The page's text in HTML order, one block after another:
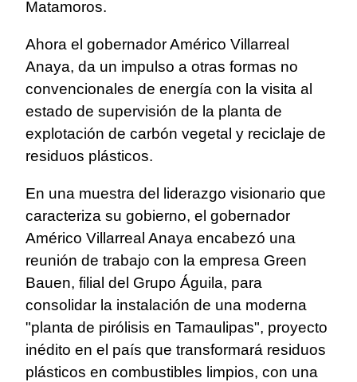
Matamoros.
Ahora el gobernador Américo Villarreal
Anaya, da un impulso a otras formas no
convencionales de energía con la visita al
estado de supervisión de la planta de
explotación de carbón vegetal y reciclaje de
residuos plásticos.
En una muestra del liderazgo visionario que
caracteriza su gobierno, el gobernador
Américo Villarreal Anaya encabezó una
reunión de trabajo con la empresa Green
Bauen, filial del Grupo Águila, para
consolidar la instalación de una moderna
"planta de pirólisis en Tamaulipas", proyecto
inédito en el país que transformará residuos
plásticos en combustibles limpios, con una